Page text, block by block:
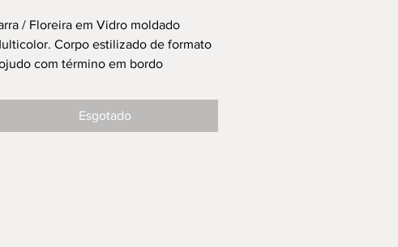
/ Floreira em Vidro moldado
Corpo estilizado de formato
com término em bordo
bom estado.Esgotado